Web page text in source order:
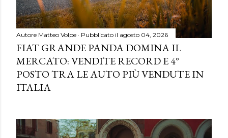
Autore Matteo Volpe Pubblicato il agosto 04, 2026
FIAT GRANDE PANDA DOMINA IL
MERCATO: VENDITE RECORD E 4°
POSTO TRA LE AUTO PIÙ VENDUTE IN
ITALIA